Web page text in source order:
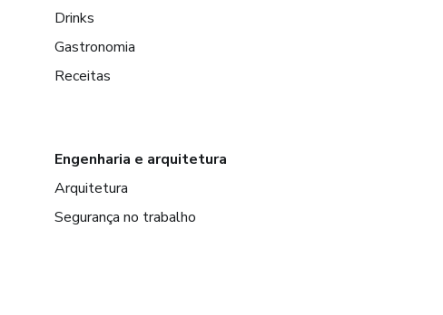
Drinks
Gastronomia
Receitas
Engenharia e arquitetura
Arquitetura
Segurança no trabalho